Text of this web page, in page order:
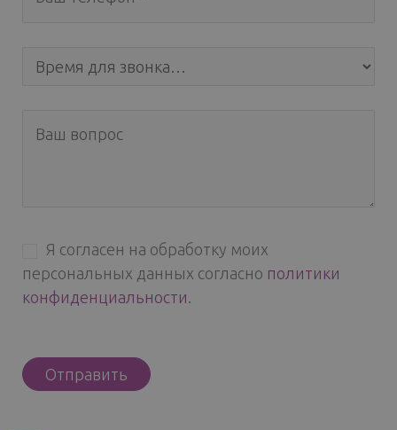
Я согласен на обработку моих
персональных данных согласно политики
конфиденциальности